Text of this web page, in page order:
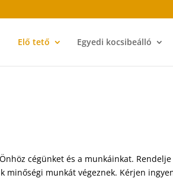
Elő tető Egyedi kocsibeálló
cégünket és a munkáinkat.
minőségi munkát végeznek. Kérjen